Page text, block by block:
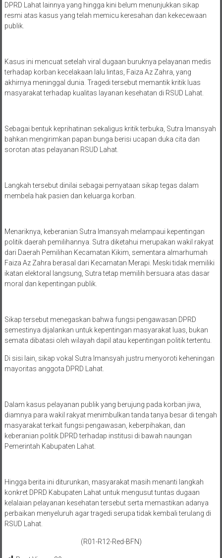
DPRD Lahat lainnya yang hingga kini belum menunjukkan sikap
resmi atas kasus yang telah memicu keresahan dan kekecewaan
publik.
Kasus ini mencuat setelah viral dugaan buruknya pelayanan medis
terhadap korban kecelakaan lalu lintas, Faiza Az Zahra, yang
akhirnya meninggal dunia. Tragedi tersebut memantik kritik luas
masyarakat terhadap kualitas layanan kesehatan di RSUD Lahat.
Sebagai bentuk keprihatinan sekaligus kritik terbuka, Sutra Imansyah
bahkan mengirimkan papan bunga berisi ucapan duka cita dan
sorotan atas pelayanan RSUD Lahat.
Langkah tersebut dinilai sebagai pernyataan sikap tegas dalam
membela hak pasien dan keluarga korban.
Menariknya, keberanian Sutra Imansyah melampaui kepentingan
politik daerah pemilihannya. Sutra diketahui merupakan wakil rakyat
dari Daerah Pemilihan Kecamatan Kikim, sementara almarhumah
Faiza Az Zahra berasal dari Kecamatan Merapi. Meski tidak memiliki
ikatan elektoral langsung, Sutra tetap memilih bersuara atas dasar
moral dan kepentingan publik.
Sikap tersebut menegaskan bahwa fungsi pengawasan DPRD
semestinya dijalankan untuk kepentingan masyarakat luas, bukan
semata dibatasi oleh wilayah dapil atau kepentingan politik tertentu.
Di sisi lain, sikap vokal Sutra Imansyah justru menyoroti keheningan
mayoritas anggota DPRD Lahat.
Dalam kasus pelayanan publik yang berujung pada korban jiwa,
diamnya para wakil rakyat menimbulkan tanda tanya besar di tengah
masyarakat terkait fungsi pengawasan, keberpihakan, dan
keberanian politik DPRD terhadap institusi di bawah naungan
Pemerintah Kabupaten Lahat.
Hingga berita ini diturunkan, masyarakat masih menanti langkah
konkret DPRD Kabupaten Lahat untuk mengusut tuntas dugaan
kelalaian pelayanan kesehatan tersebut serta memastikan adanya
perbaikan menyeluruh agar tragedi serupa tidak kembali terulang di
RSUD Lahat.
(R01-R12-Red-BFN)